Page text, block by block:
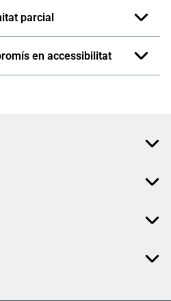
parcial
en accessibilitat